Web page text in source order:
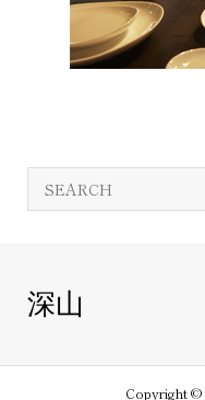
深山
Copyright ©